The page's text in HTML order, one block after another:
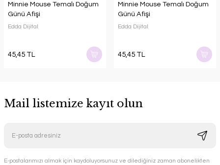
Minnie Mouse Temalı Doğum
Günü Afişi
Edda Dijital
45,45 TL
Minnie Mouse Temalı Doğum
Günü Afişi
Edda Dijital
45,45 TL
Mail listemize kayıt olun
E-postalarımızı almak için kaydoluyorsunuz ve dilediğiniz zaman abonelikten